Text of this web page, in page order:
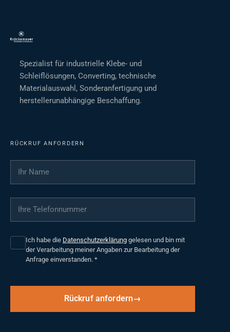
Spezialist für industrielle Klebe- und
Schleiflösungen, Converting, technische
Materialauswahl, Sonderanfertigung und
herstellerunabhängige Beschaffung.
RÜCKRUF ANFORDERN
Ihr Name
Ihre Telefonnummer
Ich habe die Datenschutzerklärung gelesen und bin mit
der Verarbeitung meiner Angaben zur Bearbeitung der
Anfrage einverstanden. *
Rückruf anfordern